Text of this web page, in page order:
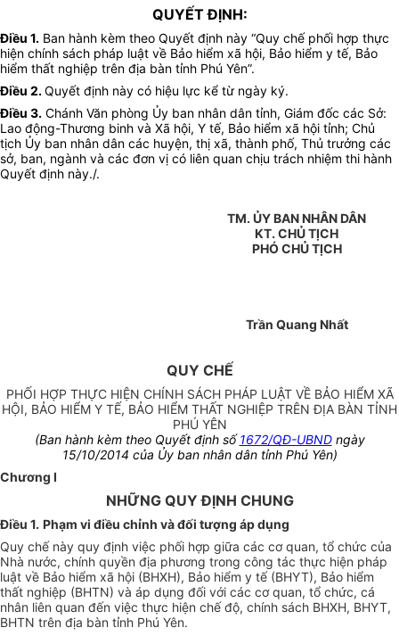
QUYẾT ĐỊNH:
Điều 1. Ban hành kèm theo Quyết định này “Quy chế phối hợp thực
hiện chính sách pháp luật về Bảo hiểm xã hội, Bảo hiểm y tế, Bảo
hiểm thất nghiệp trên địa bàn tỉnh Phú Yên”.
Điều 2.Quyết định này có hiệu lực kể từ ngày ký.
Điều 3. Chánh Văn phòng Ủy ban nhân dân tỉnh, Giám đốc các Sở:
Lao động-Thương binh và Xã hội, Y tế, Bảo hiểm xã hội tỉnh; Chủ
tịch Ủy ban nhân dân các huyện, thị xã, thành phố, Thủ trưởng các
sở, ban, ngành và các đơn vị có liên quan chịu trách nhiệm thi hành
Quyết định này./.
TM. ỦY BAN NHÂN DÂN
KT. CHỦ TỊCH
PHÓ CHỦ TỊCH
Trần Quang Nhất
QUY CHẾ
PHỐI HỢP THỰC HIỆN CHÍNH SÁCH PHÁP LUẬT VỀ BẢO HIỂM XÃ
HỘI, BẢO HIỂM Y TẾ, BẢO HIỂM THẤT NGHIỆP TRÊN ĐỊA BÀN TỈNH
PHÚ YÊN
(Ban hành kèm theo Quyết định số1672/QĐ-UBNDngày
15/10/2014 của Ủy ban nhân dân tỉnh Phú Yên)
Chương I
NHỮNG QUY ĐỊNH CHUNG
Điều 1. Phạm vi điều chỉnh và đối tượng áp dụng
Quy chế này quy định việc phối hợp giữa các cơ quan, tổ chức của
Nhà nước, chính quyền địa phương trong công tác thực hiện pháp
luật về Bảo hiểm xã hội (BHXH), Bảo hiểm y tế (BHYT), Bảo hiểm
thất nghiệp (BHTN) và áp dụng đối với các cơ quan, tổ chức, cá
nhân liên quan đến việc thực hiện chế độ, chính sách BHXH, BHYT,
BHTN trên địa bàn tỉnh Phú Yên.